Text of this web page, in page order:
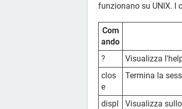
funzionano su UNIX. I
Com
ando
?
Visualizza
clos
e
Termina la
displ
Visualizza